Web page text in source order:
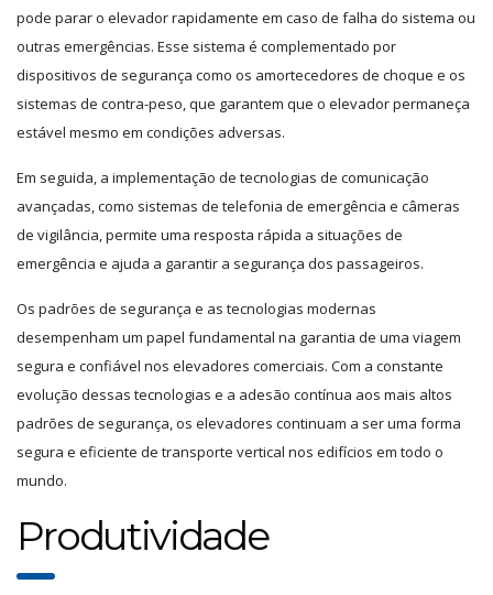
pode parar o elevador rapidamente em caso de falha do sistema ou
outras emergências. Esse sistema é complementado por
dispositivos de segurança como os amortecedores de choque e os
sistemas de contra-peso, que garantem que o elevador permaneça
estável mesmo em condições adversas.
Em seguida, a implementação de tecnologias de comunicação
avançadas, como sistemas de telefonia de emergência e câmeras
de vigilância, permite uma resposta rápida a situações de
emergência e ajuda a garantir a segurança dos passageiros.
Os padrões de segurança e as tecnologias modernas
desempenham um papel fundamental na garantia de uma viagem
segura e confiável nos elevadores comerciais. Com a constante
evolução dessas tecnologias e a adesão contínua aos mais altos
padrões de segurança, os elevadores continuam a ser uma forma
segura e eficiente de transporte vertical nos edifícios em todo o
mundo.
Produtividade